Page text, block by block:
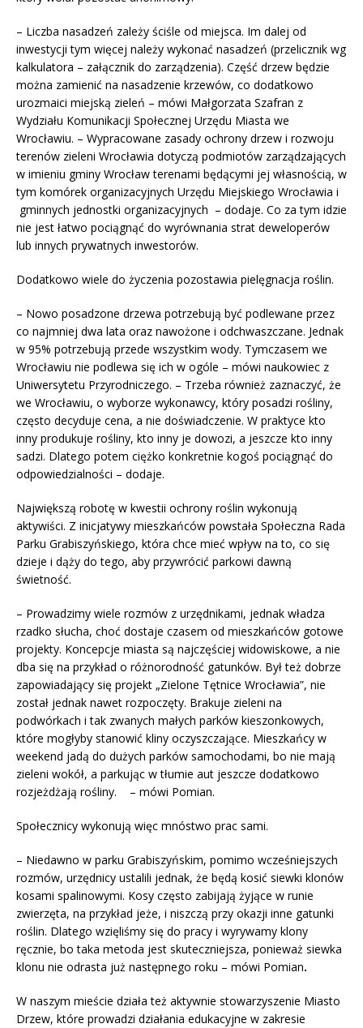
– Liczba nasadzeń zależy ściśle od miejsca. Im dalej od
inwestycji tym więcej należy wykonać nasadzeń (przelicznik wg
kalkulatora – załącznik do zarządzenia). Część drzew będzie
można zamienić na nasadzenie krzewów, co dodatkowo
urozmaici miejską zieleń – mówi Małgorzata Szafran z
Wydziału Komunikacji Społecznej Urzędu Miasta we
Wrocławiu. – Wypracowane zasady ochrony drzew i rozwoju
terenów zieleni Wrocławia dotyczą podmiotów zarządzających
w imieniu gminy Wrocław terenami będącymi jej własnością, w
tym komórek organizacyjnych Urzędu Miejskiego Wrocławia i
gminnych jednostki organizacyjnych – dodaje. Co za tym idzie
nie jest łatwo pociągnąć do wyrównania strat deweloperów
lub innych prywatnych inwestorów.
Dodatkowo wiele do życzenia pozostawia pielęgnacja roślin.
– Nowo posadzone drzewa potrzebują być podlewane przez
co najmniej dwa lata oraz nawożone i odchwaszczane. Jednak
w 95% potrzebują przede wszystkim wody. Tymczasem we
Wrocławiu nie podlewa się ich w ogóle – mówi naukowiec z
Uniwersytetu Przyrodniczego. – Trzeba również zaznaczyć, że
we Wrocławiu, o wyborze wykonawcy, który posadzi rośliny,
często decyduje cena, a nie doświadczenie. W praktyce kto
inny produkuje rośliny, kto inny je dowozi, a jeszcze kto inny
sadzi. Dlatego potem ciężko konkretnie kogoś pociągnąć do
odpowiedzialności – dodaje.
Największą robotę w kwestii ochrony roślin wykonują
aktywiści. Z inicjatywy mieszkańców powstała Społeczna Rada
Parku Grabiszyńskiego, która chce mieć wpływ na to, co się
dzieje i dąży do tego, aby przywrócić parkowi dawną
świetność.
– Prowadzimy wiele rozmów z urzędnikami, jednak władza
rzadko słucha, choć dostaje czasem od mieszkańców gotowe
projekty. Koncepcje miasta są najczęściej widowiskowe, a nie
dba się na przykład o różnorodność gatunków. Był też dobrze
zapowiadający się projekt „Zielone Tętnice Wrocławia”, nie
został jednak nawet rozpoczęty. Brakuje zieleni na
podwórkach i tak zwanych małych parków kieszonkowych,
które mogłyby stanowić kliny oczyszczające. Mieszkańcy w
weekend jadą do dużych parków samochodami, bo nie mają
zieleni wokół, a parkując w tłumie aut jeszcze dodatkowo
rozjeżdżają rośliny. – mówi Pomian.
Społecznicy wykonują więc mnóstwo prac sami.
– Niedawno w parku Grabiszyńskim, pomimo wcześniejszych
rozmów, urzędnicy ustalili jednak, że będą kosić siewki klonów
kosami spalinowymi. Kosy często zabijają żyjące w runie
zwierzęta, na przykład jeże, i niszczą przy okazji inne gatunki
roślin. Dlatego wzięliśmy się do pracy i wyrywamy klony
ręcznie, bo taka metoda jest skuteczniejsza, ponieważ siewka
klonu nie odrasta już następnego roku – mówi Pomian.
W naszym mieście działa też aktywnie stowarzyszenie Miasto
Drzew, które prowadzi działania edukacyjne w zakresie